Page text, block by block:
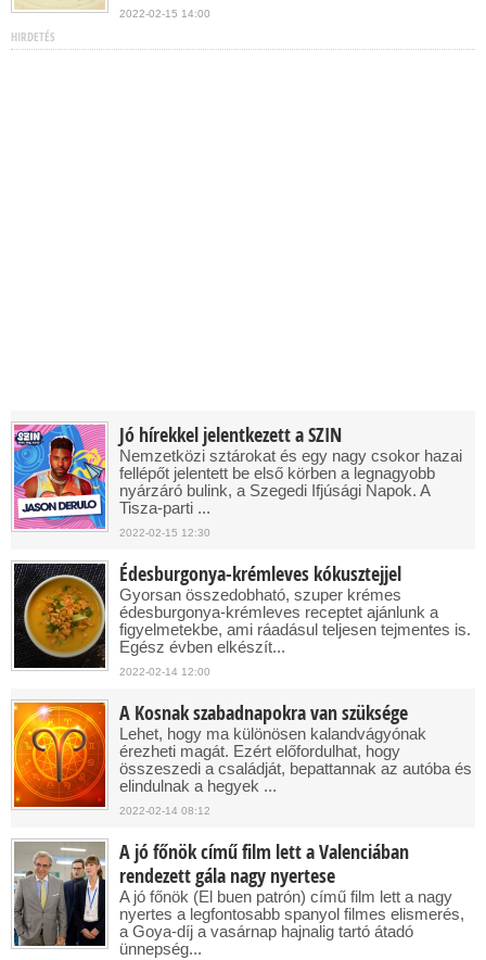
2022-02-15 14:00
HIRDETÉS
Jó hírekkel jelentkezett a SZIN
Nemzetközi sztárokat és egy nagy csokor hazai
fellépőt jelentett be első körben a legnagyobb
nyárzáró bulink, a Szegedi Ifjúsági Napok. A
Tisza-parti ...
2022-02-15 12:30
Édesburgonya-krémleves kókusztejjel
Gyorsan összedobható, szuper krémes
édesburgonya-krémleves receptet ajánlunk a
figyelmetekbe, ami ráadásul teljesen tejmentes is.
Egész évben elkészít...
2022-02-14 12:00
A Kosnak szabadnapokra van szüksége
Lehet, hogy ma különösen kalandvágyónak
érezheti magát. Ezért előfordulhat, hogy
összeszedi a családját, bepattannak az autóba és
elindulnak a hegyek ...
2022-02-14 08:12
A jó főnök című film lett a Valenciában
rendezett gála nagy nyertese
A jó főnök (El buen patrón) című film lett a nagy
nyertes a legfontosabb spanyol filmes elismerés,
a Goya-díj a vasárnap hajnalig tartó átadó
ünnepség...